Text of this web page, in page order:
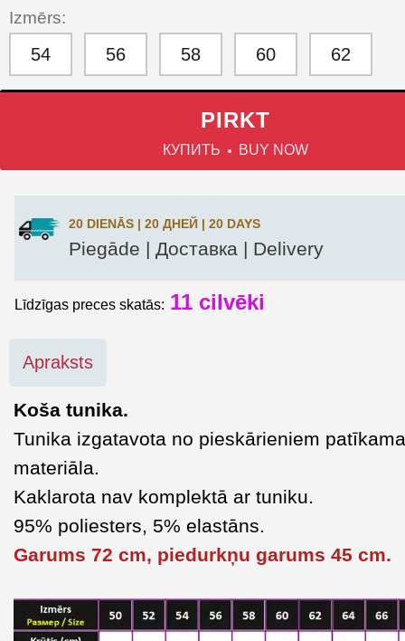
Izmērs:
54 56 58 60 62
PIRKT
КУПИТЬ BUY NOW
20 DIENĀS | 20 ДНЕЙ | 20 DAYS
Piegāde | Доставка | Delivery
Līdzīgas preces skatās: 11 cilvēki
Apraksts
Koša tunika.
Tunika izgatavota no pieskārieniem patīkama
materiāla.
Kaklarota nav komplektā ar tuniku.
95% poliesters, 5% elastāns.
Garums 72 cm, piedurkņu garums 45 cm.